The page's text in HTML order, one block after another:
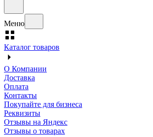
Меню
Каталог товаров
О Компании
Доставка
Оплата
Контакты
Покупайте для бизнеса
Реквизиты
Отзывы на Яндекс
Отзывы о товарах